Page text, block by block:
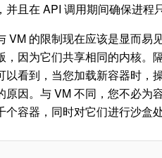
并且在 API 调用期间确保进程
VM 的限制现在应该是显而易
，因为它们共享相同的内核。
以看到，当您加载新容器时，
原因。与 VM 不同，您不必为
个容器，同时对它们进行沙盒